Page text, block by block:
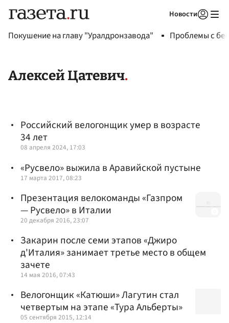
Новости
Покушение на главу "Уралдронзавода" Проблемы с
Алексей Цатевич
Российский велогонщик умер в возрасте
34 лет
08 апреля 2024, 17:03
«Русвело» выжила в Аравийской пустыне
17 марта 2017, 08:23
Презентация велокоманды «Газпром
— Русвело» в Италии
20 декабря 2016, 23:07
Закарин после семи этапов «Джиро
д'Италия» занимает третье место в общем
зачете
14 мая 2016, 07:43
Велогонщик «Катюши» Лагутин стал
четвертым на этапе «Тура Альберты»
05 сентября 2015, 12:14